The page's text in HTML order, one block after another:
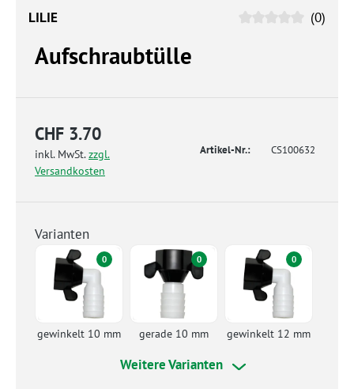
LILIE (0)
Aufschraubtülle
CHF 3.70
inkl. MwSt.zzgl.
Versandkosten
Artikel-Nr.: CS100632
Varianten
0
gewinkelt 10 mm
0
gerade 10 mm
0
gewinkelt 12 mm
Weitere Varianten